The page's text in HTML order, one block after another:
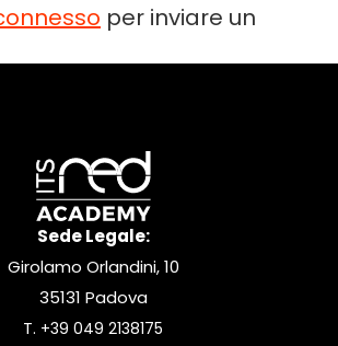
per inviare un
Sede Legale:
Girolamo Orlandini, 10
35131 Padova
T. +39 049 2138175